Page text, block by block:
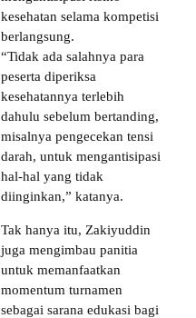
kesehatan selama kompetisi
berlangsung.
“Tidak ada salahnya para
peserta diperiksa
kesehatannya terlebih
dahulu sebelum bertanding,
misalnya pengecekan tensi
darah, untuk mengantisipasi
hal-hal yang tidak
diinginkan,” katanya.
Tak hanya itu, Zakiyuddin
juga mengimbau panitia
untuk memanfaatkan
momentum turnamen
sebagai sarana edukasi bagi